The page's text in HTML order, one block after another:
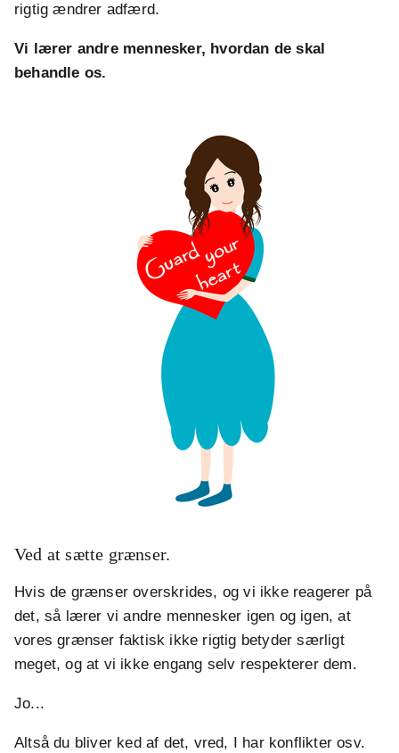
rigtig ændrer adfærd.
Vi lærer andre mennesker, hvordan de skal
behandle os.
Ved at sætte grænser.
Hvis de grænser overskrides, og vi ikke reagerer på
det, så lærer vi andre mennesker igen og igen, at
vores grænser faktisk ikke rigtig betyder særligt
meget, og at vi ikke engang selv respekterer dem.
Jo...
Altså du bliver ked af det, vred, I har konflikter osv.